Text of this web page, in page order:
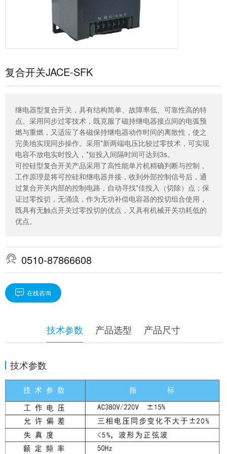
复合开关JACE-SFK
继电器型复合开关，具有结构简单、故障率低、可靠性高的特
点。采用同步过零技术，既克服了磁持继电器接点间的电弧预
燃与重燃，又适应了各磁保持继电器动作时间的离散性，使之
完美地实现同步操作。采用*新两端电压比较过零技术，可实现
电容不放电实时投入，*短投入间隔时间可达到3s。
可控硅型复合开关产品采用了高性能单片机精确判断与控制，
工作原理是将可控硅和继电器并接，收到外部控制信号后，通
过复合开关内部的控制电路，自动寻找*佳投入（切除）点；保
证过零投切，无涌流，作为无功补偿电容器的投切组合使用，
既具有无触点开关过零投切的优点，又具有机械开关功耗低的
优点。
 0510-87866608
 在线咨询
技术参数 产品选型 产品尺寸
技术参数